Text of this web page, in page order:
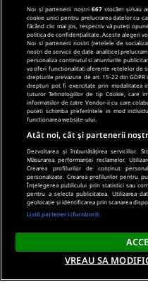
Noi și partenerii noștri667 stocăm și/sau
cookie unici pentru prelucrarea datelor cu
făcând clic mai jos, respectiv vă puteți
politica de confidențialitate. Aceste alegeri
Noi si partenerii nostri (retelele de
nostri de servicii de date analitice)
personaliza continutul si anunturile
va oferi functionalitati aferente retelelor de
drepturile prevazute de art. 15-22 din GDPR
drepturi pot fi exercitate prin modalitatea
tuturor Tehnologiilor de tip Cookie, care
informatiilor de catre Vendor-ii cu care
puteti schimba preferintele in mod
functionarea website-ului.
Atât noi, cât și partenerii
Dezvoltarea și îmbunătățirea serviciilor.
Măsurarea performanței reclamelor.
Crearea profilurilor de conținut
personalizate. Crearea profilurilor pentru
Înțelegerea publicului prin statistici sau
pentru a selecta publicitatea. Utilizarea
geolocație și identificarea prin scanarea
Listă parteneri (furnizori)
VREAU SA